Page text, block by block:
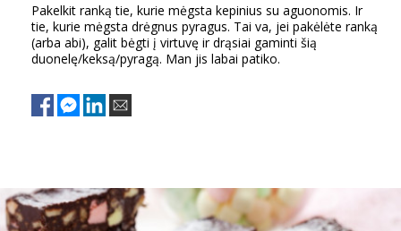
Pakelkit ranką tie, kurie mėgsta kepinius su aguonomis. Ir
tie, kurie mėgsta drėgnus pyragus. Tai va, jei pakėlėte ranką
(arba abi), galit bėgti į virtuvę ir drąsiai gaminti šią
duonelę/keksą/pyragą. Man jis labai patiko.